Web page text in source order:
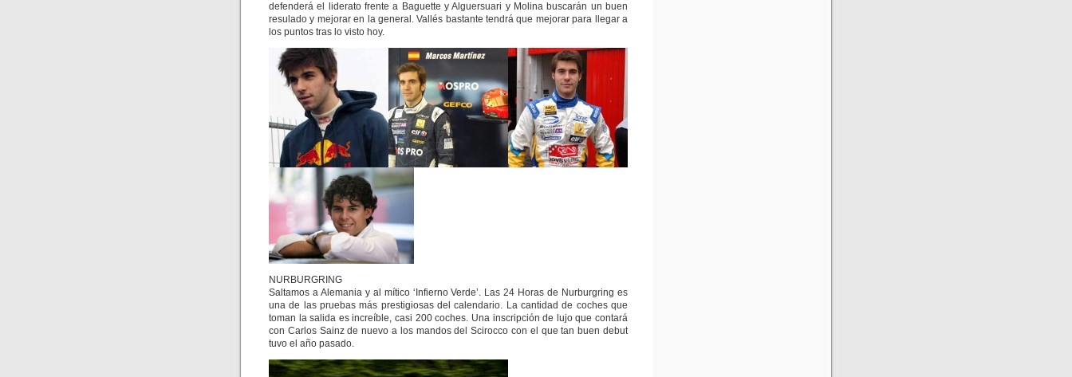
defenderá el liderato frente a Baguette y Alguersuari y Molina buscarán un buen
resulado y mejorar en la general. Vallés bastante tendrá que mejorar para llegar a
los puntos tras lo visto hoy.
NURBURGRING
Saltamos a Alemania y al mítico ‘Infierno Verde’. Las 24 Horas de Nurburgring es
una de las pruebas más prestigiosas del calendario. La cantidad de coches que
toman la salida es increíble, casi 200 coches. Una inscripción de lujo que contará
con Carlos Sainz de nuevo a los mandos del Scirocco con el que tan buen debut
tuvo el año pasado.